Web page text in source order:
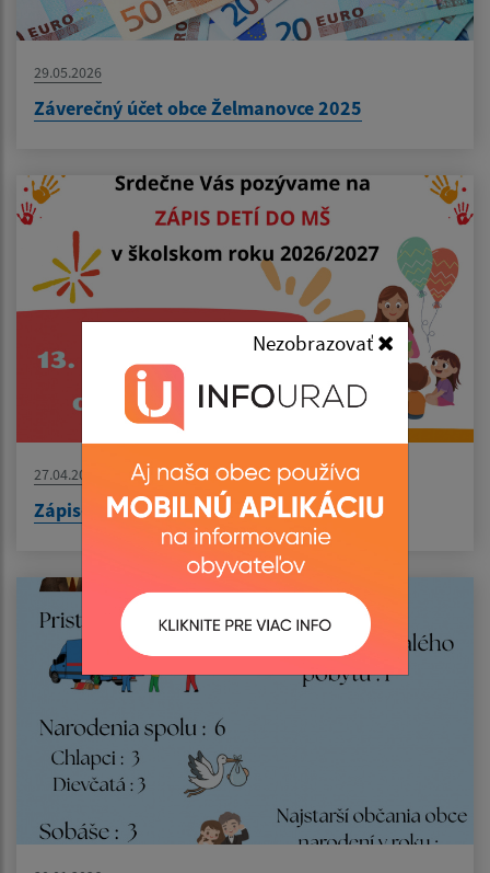
Nezobrazovať
29.05.2026
Záverečný účet obce Želmanovce 2025
27.04.2026
Zápis- Materská škola Želmanovce